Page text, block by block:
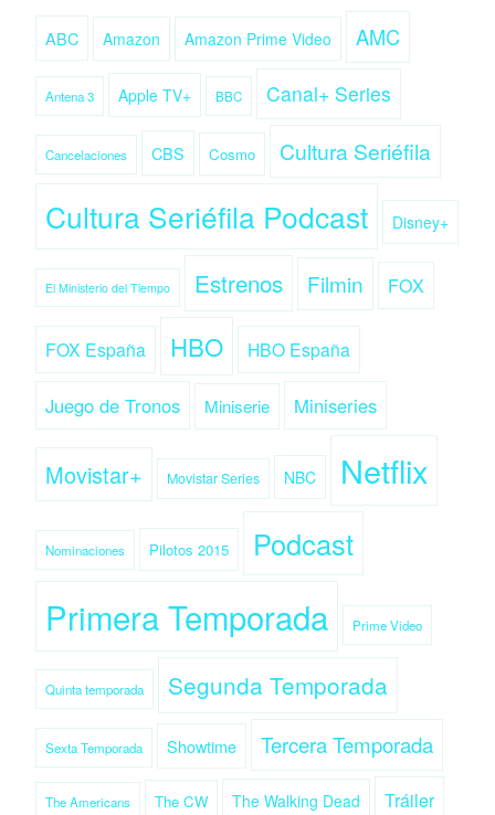
ABC Amazon Amazon Prime Video AMC
Antena 3 Apple TV+ BBC Canal+ Series
Cancelaciones CBS Cosmo Cultura Seriéfila
Cultura Seriéfila Podcast Disney+
El Ministerio del Tiempo Estrenos Filmin FOX
FOX España HBO HBO España
Juego de Tronos Miniserie Miniseries
Movistar+ Movistar Series NBC Netflix
Nominaciones Pilotos 2015 Podcast
Primera Temporada Prime Video
Quinta temporada Segunda Temporada
Sexta Temporada Showtime Tercera Temporada
The Americans The CW The Walking Dead Tráiler